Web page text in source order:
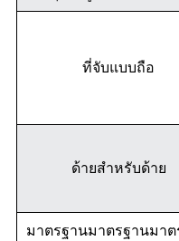
ที่จับแบบถือ
ด้ายสำหรับด้าย
มาตรฐานมาตรฐานมา